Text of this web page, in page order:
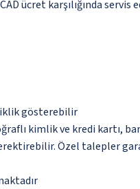
ücret karşılığında servis
gösterebilir
kimlik ve kredi kartı,
Özel talepler